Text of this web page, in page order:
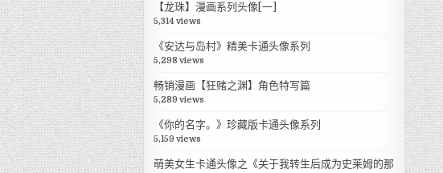
【龙珠】漫画系列头像[一]
5,314 views
《安达与岛村》精美卡通头像系列
5,298 views
畅销漫画【狂赌之渊】角色特写篇
5,289 views
《你的名字。》珍藏版卡通头像系列
5,159 views
萌美女生卡通头像之《关于我转生后成为史莱姆的那